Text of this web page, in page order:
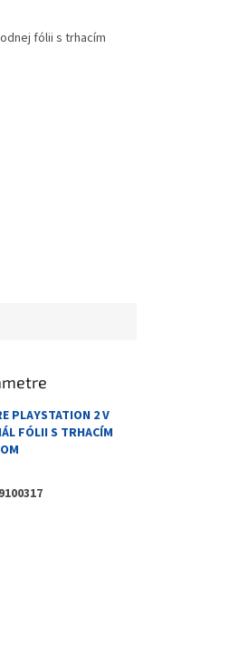
fólii s trhacím
PLAYSTATION 2 V
FÓLII S TRHACÍM